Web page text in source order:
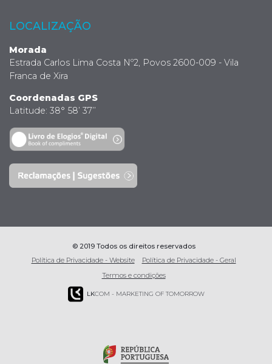
LOCALIZAÇÃO
Morada
Estrada Carlos Lima Costa Nº2, Povos 2600-009 - Vila
Franca de Xira
Coordenadas GPS
Latitude: 38° 58’ 37’’
© 2019 Todos os direitos reservados
Política de Privacidade - Website
Política de Privacidade - Geral
Termos e condições
LKCOM - MARKETING OF TOMORROW